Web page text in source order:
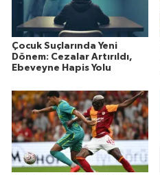
Çocuk Suçlarında Yeni
Dönem: Cezalar Artırıldı,
Ebeveyne Hapis Yolu